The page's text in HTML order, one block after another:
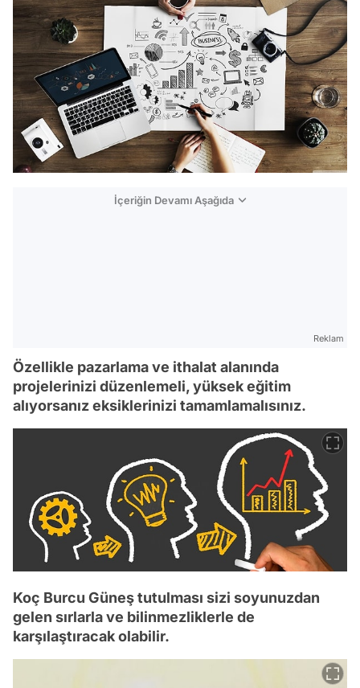
İçeriğin Devamı Aşağıda
Reklam
Özellikle pazarlama ve ithalat alanında
projelerinizi düzenlemeli, yüksek eğitim
alıyorsanız eksiklerinizi tamamlamalısınız.
Koç Burcu Güneş tutulması sizi soyunuzdan
gelen sırlarla ve bilinmezliklerle de
karşılaştıracak olabilir.